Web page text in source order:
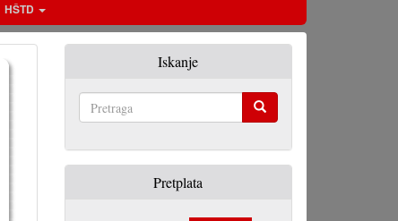
HŠTD
Iskanje
Pretplata